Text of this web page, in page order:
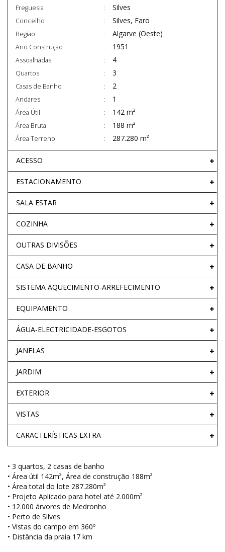
Freguesia Silves
Concelho Silves, Faro
Região Algarve (Oeste)
Ano Construção 1951
Assoalhadas 4
Quartos 3
Casas de Banho 2
Andares 1
Área Útil 142 m²
Área Bruta 188 m²
Área Terreno 287.280 m²
ACESSO
ESTACIONAMENTO
SALA ESTAR
COZINHA
OUTRAS DIVISÕES
CASA DE BANHO
SISTEMA AQUECIMENTO-ARREFECIMENTO
EQUIPAMENTO
ÁGUA-ELECTRICIDADE-ESGOTOS
JANELAS
JARDIM
EXTERIOR
VISTAS
CARACTERÍSTICAS EXTRA
• 3 quartos, 2 casas de banho
• Área útil 142m², Área de construção 188m²
• Área total do lote 287.280m²
• Projeto Aplicado para hotel até 2.000m²
• 12.000 árvores de Medronho
• Perto de Silves
• Vistas do campo em 360º
• Distância da praia 17 km